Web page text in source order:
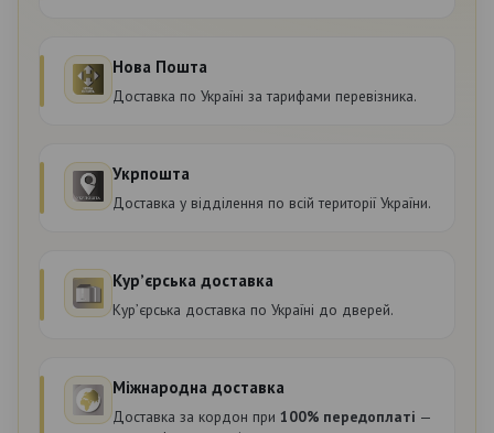
Нова Пошта
Доставка по Україні за тарифами перевізника.
Укрпошта
Доставка у відділення по всій території України.
Курʼєрська доставка
Курʼєрська доставка по Україні до дверей.
Міжнародна доставка
Доставка за кордон при 100% передоплаті —